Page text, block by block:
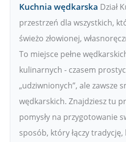
Kuchnia wędkarska Dział
przestrzeń dla wszystkich,
świeżo złowionej,
To miejsce pełne
kulinarnych - czasem
„udziwnionych”, ale zawsze
wędkarskich. Znajdziesz tu
pomysły na przygotowanie
sposób, który łączy